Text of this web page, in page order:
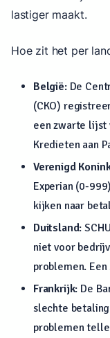
lastiger maakt.
Hoe zit het per
België: De
(CKO)
een zwarte lijst
Kredieten aan
Verenigd
Experian (0-
kijken naar
Duitsland:
niet voor
problemen.
Frankrijk: De
slechte
problemen